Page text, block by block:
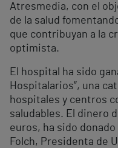
Atresmedia, con el
de la salud
que contribuyan a la
optimista.
El hospital ha sido
Hospitalarios”, una
hospitales y centros
saludables. El dinero
euros, ha sido
Folch, Presidenta de